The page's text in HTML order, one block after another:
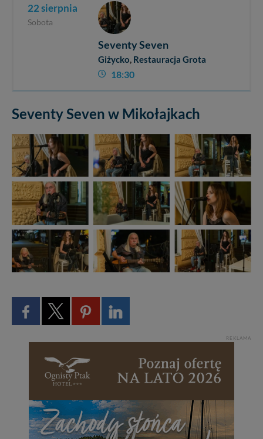
22 sierpnia
Sobota
Seventy Seven
Giżycko, Restauracja Grota
18:30
Seventy Seven w Mikołajkach
REKLAMA